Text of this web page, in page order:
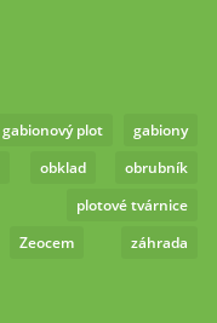
gabionový plot
gabiony
obklad
obrubník
plotové tvárnice
Zeocem
záhrada